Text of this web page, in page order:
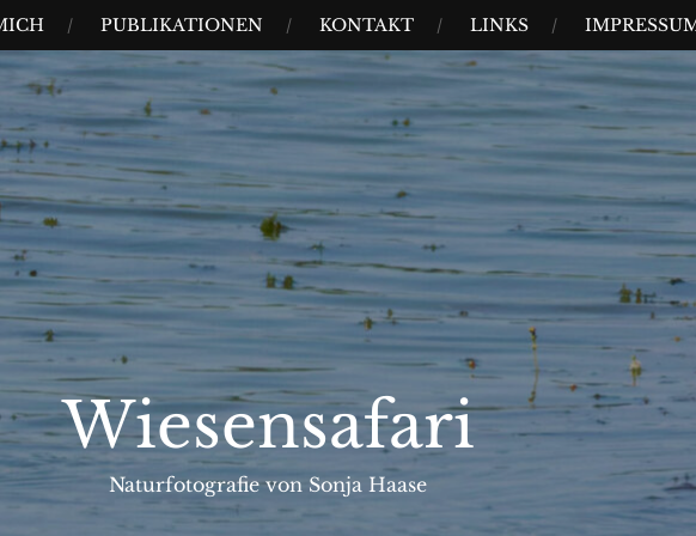
PUBLIKATIONEN KONTAKT LINKS
Wiesensafari
Naturfotografie von Sonja Haase